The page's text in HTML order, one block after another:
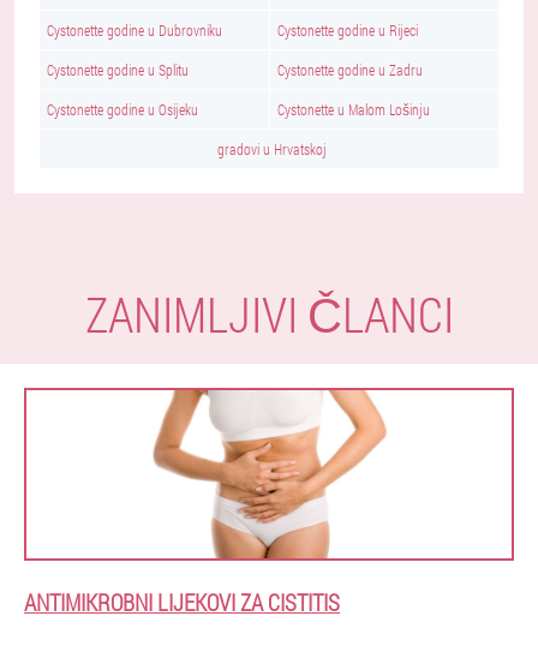
Cystonette godine u Dubrovniku Cystonette godine u Rijeci
Cystonette godine u Splitu Cystonette godine u Zadru
Cystonette godine u Osijeku Cystonette u Malom Lošinju
gradovi u Hrvatskoj
ZANIMLJIVI ČLANCI
ANTIMIKROBNI LIJEKOVI ZA CISTITIS